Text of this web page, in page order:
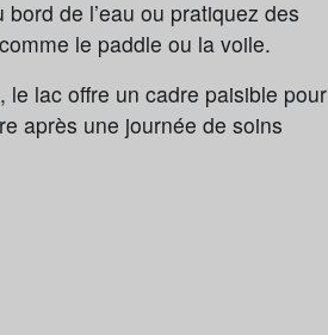
bord de l’eau ou pratiquez des
le paddle ou la voile.
le lac offre un cadre paisible pour
après une journée de soins